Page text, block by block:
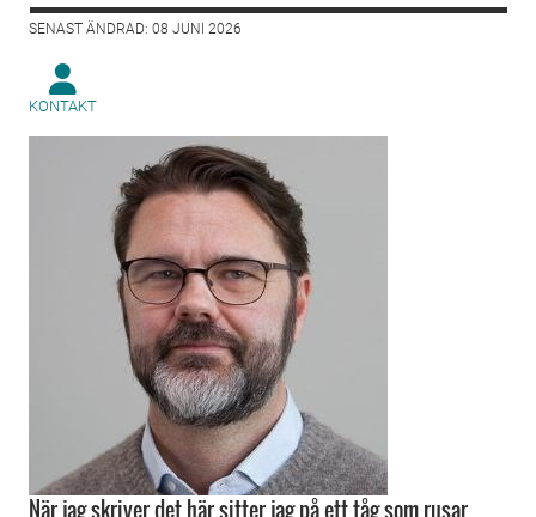
SENAST ÄNDRAD: 08 JUNI 2026
KONTAKT
När jag skriver det här sitter jag på ett tåg som rusar